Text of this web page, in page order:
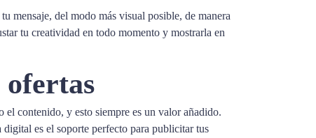
mensaje, del modo más visual posible, de manera
tu creatividad en todo momento y mostrarla en
contenido, y esto siempre es un valor añadido.
es el soporte perfecto para publicitar tus